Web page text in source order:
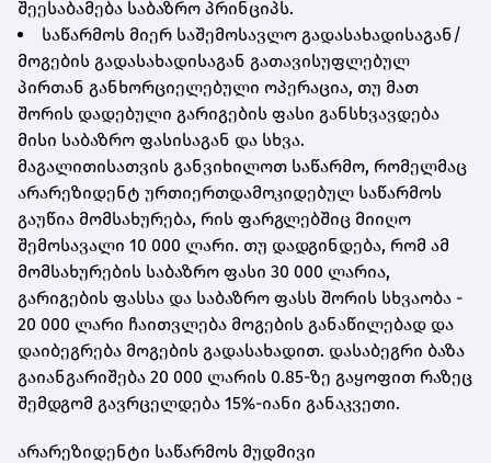
შეესაბამება საბაზრო პრინციპს.
საწარმოს მიერ საშემოსავლო გადასახადისაგან/
მოგების გადასახადისაგან გათავისუფლებულ
პირთან განხორციელებული ოპერაცია, თუ მათ
შორის დადებული გარიგების ფასი განსხვავდება
მისი საბაზრო ფასისაგან და სხვა.
მაგალითისათვის განვიხილოთ საწარმო, რომელმაც
არარეზიდენტ ურთიერთდამოკიდებულ საწარმოს
გაუწია მომსახურება, რის ფარგლებშიც მიიღო
შემოსავალი 10 000 ლარი. თუ დადგინდება, რომ ამ
მომსახურების საბაზრო ფასი 30 000 ლარია,
გარიგების ფასსა და საბაზრო ფასს შორის სხვაობა -
20 000 ლარი ჩაითვლება მოგების განაწილებად და
დაიბეგრება მოგების გადასახადით. დასაბეგრი ბაზა
გაიანგარიშება 20 000 ლარის 0.85-ზე გაყოფით რაზეც
შემდგომ გავრცელდება 15%-იანი განაკვეთი.
არარეზიდენტი საწარმოს მუდმივი